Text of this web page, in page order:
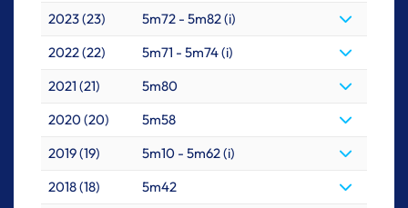
2023 (23)
5m72 - 5m82 (i)
2022 (22)
5m71 - 5m74 (i)
2021 (21)
5m80
2020 (20)
5m58
2019 (19)
5m10 - 5m62 (i)
2018 (18)
5m42